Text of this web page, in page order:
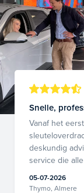
Snelle,
Vanaf het
deskundig
service die
05-07-2026
Thymo, Almere